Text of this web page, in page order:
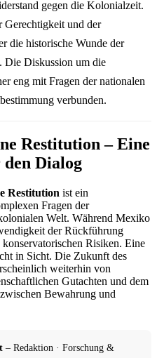
gegen die Kolonialzeit.
Gerechtigkeit und der
die historische Wunde der
Die Diskussion um die
eng mit Fragen der nationalen
verbunden.
Restitution – Eine
Dialog
Restitution ist ein
Fragen der
Welt. Während Mexiko
der Rückführung
Risiken. Eine
in Sicht. Die Zukunft des
weiterhin von
Gutachten und dem
Bewahrung und
– Redaktion · Forschung &